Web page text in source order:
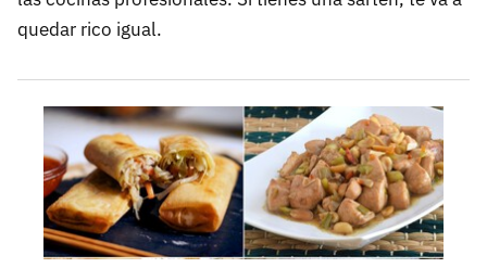
quedar rico igual.